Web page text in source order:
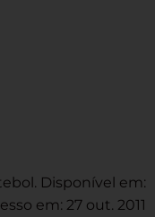
Disponível em:
em: 27 out. 2011